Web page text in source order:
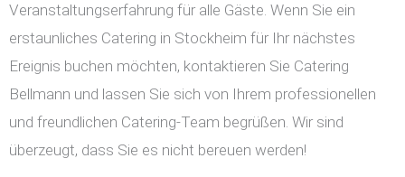
Veranstaltungserfahrung für alle Gäste. Wenn Sie ein
erstaunliches Catering in Stockheim für Ihr nächstes
Ereignis buchen möchten, kontaktieren Sie Catering
Bellmann und lassen Sie sich von Ihrem professionellen
und freundlichen Catering-Team begrüßen. Wir sind
überzeugt, dass Sie es nicht bereuen werden!